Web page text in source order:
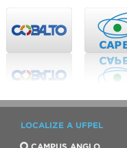
LOCALIZE A UFPEL
CAMPUS ANGLO